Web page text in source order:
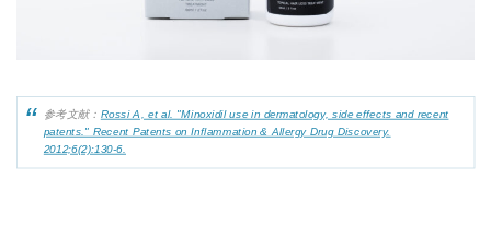
参考文献： Rossi A, et al. "Minoxidil use in dermatology, side effects and recent
patents." Recent Patents on Inflammation & Allergy Drug Discovery.
2012;6(2):130-6.